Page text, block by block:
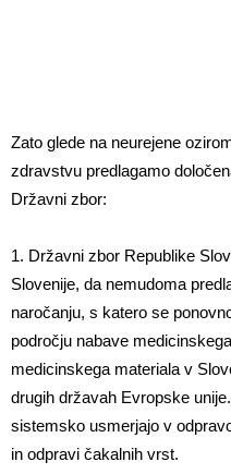
Zato glede na neurejene
zdravstvu predlagamo
Državni zbor:
1. Državni zbor Republike
Slovenije, da nemudoma
naročanju, s katero se
področju nabave
medicinskega materiala v
drugih državah Evropske
sistemsko usmerjajo v
in odpravi čakalnih vrst.